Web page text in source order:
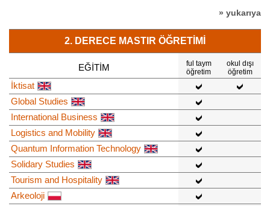
» yukarıya
2. DERECE MASTIR ÖĞRETIMI
EĞITIM
ful taym
öğretim
okul dışı
öğretim
İktisat
Global Studies
International Business
Logistics and Mobility
Quantum Information Technology
Solidary Studies
Tourism and Hospitality
Arkeoloji